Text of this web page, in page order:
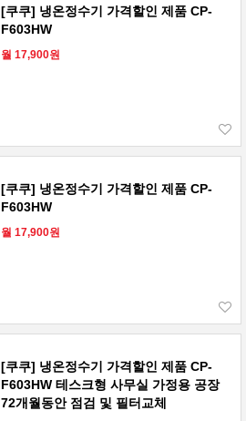
[쿠쿠] 냉온정수기 가격할인 제품 CP-
F603HW
월 17,900원
[쿠쿠] 냉온정수기 가격할인 제품 CP-
F603HW
월 17,900원
[쿠쿠] 냉온정수기 가격할인 제품 CP-
F603HW 테스크형 사무실 가정용 공장
72개월동안 점검 및 필터교체